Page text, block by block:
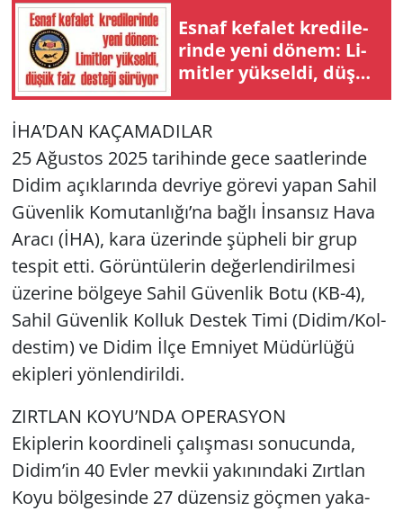
Esnaf ke­fa­let kre­di­le­
rin­de yeni dönem: Li­
mit­ler yük­sel­di, düşük
faiz des­te­ği sü­rü­yor
İHA’DAN KA­ÇA­MA­DI­LAR
25 Ağus­tos 2025 ta­ri­hin­de gece sa­at­le­rin­de
Didim açık­la­rın­da dev­ri­ye gö­re­vi yapan Sahil
Gü­ven­lik Ko­mu­tan­lı­ğı’na bağlı İnsan­sız Hava
Aracı (İHA), kara üze­rin­de şüp­he­li bir grup
tes­pit etti. Gö­rün­tü­le­rin de­ğer­len­di­ril­me­si
üze­ri­ne böl­ge­ye Sahil Gü­ven­lik Botu (KB-4),
Sahil Gü­ven­lik Kol­luk Des­tek Timi (Didim/Kol­
des­tim) ve Didim İlçe Em­ni­yet Mü­dür­lü­ğü
ekip­le­ri yön­len­di­ril­di.
ZIRT­LAN KOYU’NDA OPE­RAS­YON
Ekip­le­rin ko­or­di­ne­li ça­lış­ma­sı so­nu­cun­da,
Didim’in 40 Evler mev­kii ya­kı­nın­da­ki Zırt­lan
Koyu böl­ge­sin­de 27 dü­zen­siz göç­men ya­ka­
SİYASET
SPOR
Yerel